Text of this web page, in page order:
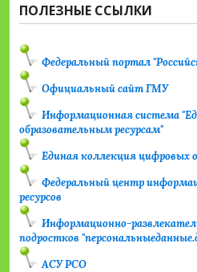
ПОЛЕЗНЫЕ ССЫЛКИ
Федеральный портал
Официальный сайт ГМУ
Информационная система
образовательным ресурсам"
Единая коллекция цифровых
Федеральный центр
ресурсов
Информационно-
подростков
АСУ РСО